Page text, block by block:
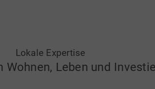
Lokale Expertise
Wohnen, Leben und